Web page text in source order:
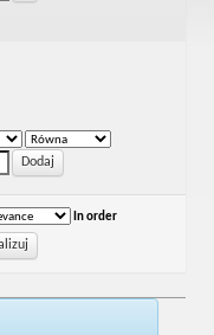
In order